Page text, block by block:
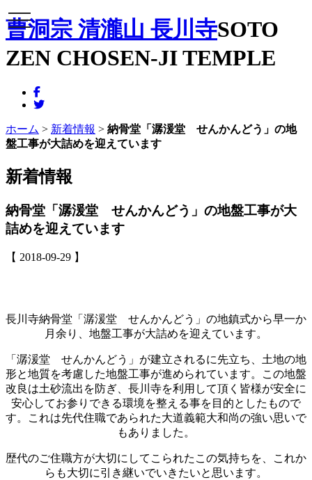
曹洞宗 清瀧山 長川寺SOTO
ZEN CHOSEN-JI TEMPLE
メニュー
ホーム > 新着情報 > 納骨堂「潺湲堂 せんかんどう」の地
盤工事が大詰めを迎えています
新着情報
納骨堂「潺湲堂 せんかんどう」の地盤工事が大
詰めを迎えています
【 2018-09-29 】
長川寺納骨堂「潺湲堂 せんかんどう」の地鎮式から早一か
月余り、地盤工事が大詰めを迎えています。
「潺湲堂 せんかんどう」が建立されるに先立ち、土地の地
形と地質を考慮した地盤工事が進められています。この地盤
改良は土砂流出を防ぎ、長川寺を利用して頂く皆様が安全に
安心してお参りできる環境を整える事を目的としたもので
す。これは先代住職であられた大道義範大和尚の強い思いで
もありました。
歴代のご住職方が大切にしてこられたこの気持ちを、これか
らも大切に引き継いでいきたいと思います。